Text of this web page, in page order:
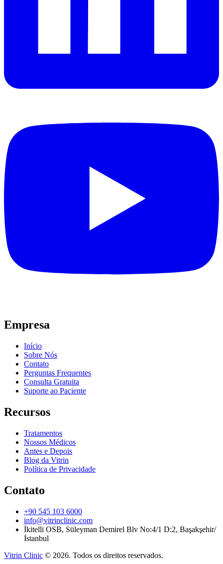
Empresa
Início
Sobre Nós
Contato
Perguntas Frequentes
Consulta Gratuita
Suporte ao Paciente
Recursos
Tratamentos
Nossos Médicos
Antes e Depois
Blog da Vitrin
Política de Privacidade
Contato
+90 545 103 6000
info@vitrinclinic.com
İkitelli OSB, Süleyman Demirel Blv No:4/1 D:2, Başakşehir/
İstanbul
Vitrin Clinic © 2026. Todos os direitos reservados.